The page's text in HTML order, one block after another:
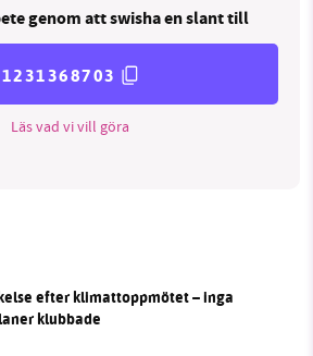
genom att swisha en slant till
1231368703
Läs vad vi vill göra
efter klimattoppmötet – inga
klubbade